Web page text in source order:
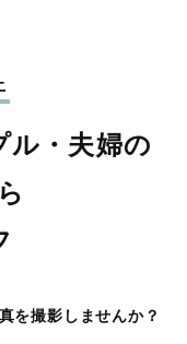
ル・夫婦の
を撮影しませんか？